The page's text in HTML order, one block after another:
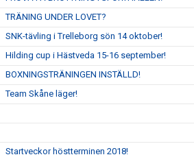
TRÄNING UNDER LOVET?
SNK-tävling i Trelleborg sön 14 oktober!
Hilding cup i Hästveda 15-16 september!
BOXNINGSTRÄNINGEN INSTÄLLD!
Team Skåne läger!
Startveckor höstterminen 2018!